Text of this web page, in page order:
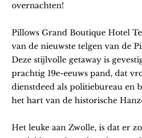
overnachten!
Pillows Grand Boutique Hotel
van de nieuwste telgen van de
Deze stijlvolle getaway is
prachtig 19e-eeuws pand, dat
dienstdeed als politiebureau en
het hart van de historische
Het leuke aan Zwolle, is dat er